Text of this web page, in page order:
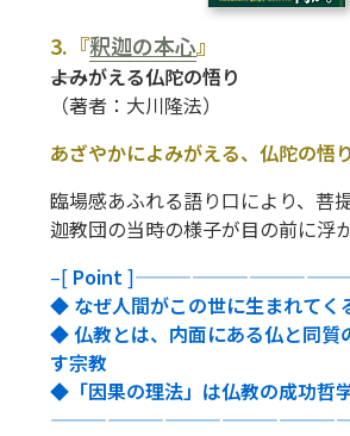
3.『釈迦の本心』
――よみがえる仏陀の悟り
（著者：大川隆法）
あざやかによみがえる、仏陀の悟り
臨場感あふれる語り口により、菩
迦教団の当時の様子が目の前に浮
–[ Point
◆ なぜ人間がこの世に生まれてく
◆ 仏教とは、内面にある仏と同質
す宗教
◆「因果の理法」は仏教の成功哲